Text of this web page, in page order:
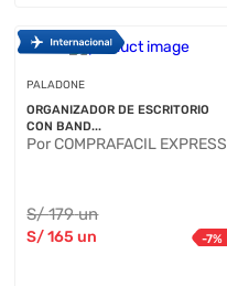
PALADONE
ORGANIZADOR DE ESCRITORIO
CON BAND...
Por COMPRAFACIL EXPRESS
S/179 un
S/165 un -7%